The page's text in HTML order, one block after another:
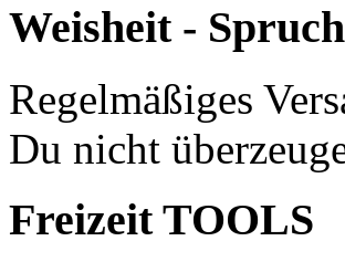
Weisheit - Spruch
Regelmäßiges
Du nicht
Freizeit TOOLS